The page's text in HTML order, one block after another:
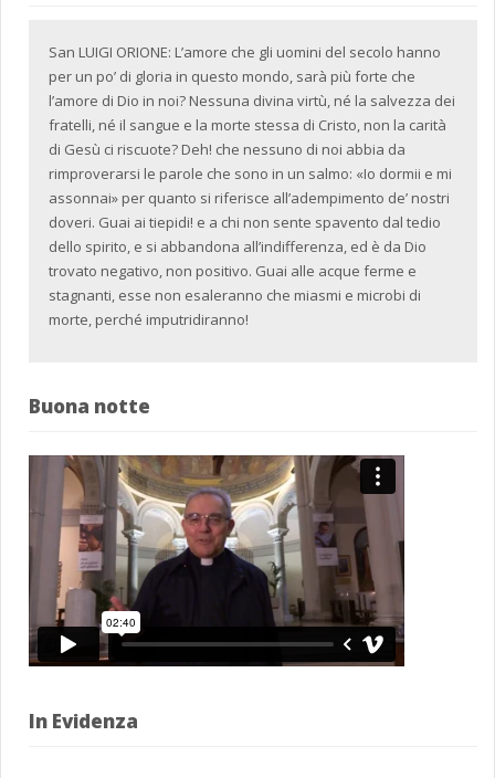
San LUIGI ORIONE: L’amore che gli uomini del secolo hanno
per un po’ di gloria in questo mondo, sarà più forte che
l’amore di Dio in noi? Nessuna divina virtù, né la salvezza dei
fratelli, né il sangue e la morte stessa di Cristo, non la carità
di Gesù ci riscuote? Deh! che nessuno di noi abbia da
rimproverarsi le parole che sono in un salmo: «Io dormii e mi
assonnai» per quanto si riferisce all’adempimento de’ nostri
doveri. Guai ai tiepidi! e a chi non sente spavento dal tedio
dello spirito, e si abbandona all’indifferenza, ed è da Dio
trovato negativo, non positivo. Guai alle acque ferme e
stagnanti, esse non esaleranno che miasmi e microbi di
morte, perché imputridiranno!
Buona notte
In Evidenza